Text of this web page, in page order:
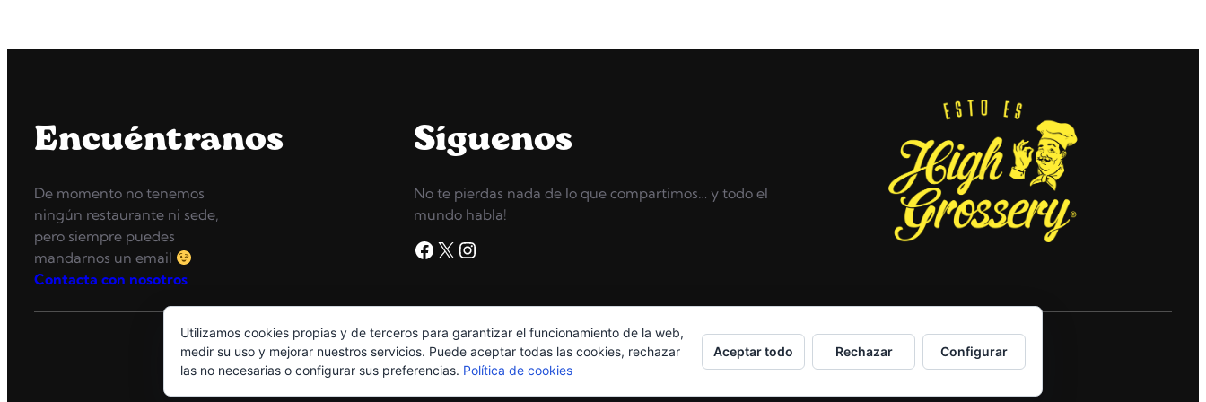
Encuéntranos
De momento no tenemos
ningún restaurante ni sede,
pero siempre puedes
mandarnos un email
Contacta con nosotros
Síguenos
No te pierdas nada de lo que compartimos… y todo el
mundo habla!
Facebook X Instagram
Copyright © 2026High Grossery
Utilizamos cookies propias y de terceros para garantizar el funcionamiento de la web,
medir su uso y mejorar nuestros servicios. Puede aceptar todas las cookies, rechazar
las no necesarias o configurar sus preferencias. Política de cookies
Aceptar todo Rechazar Configurar